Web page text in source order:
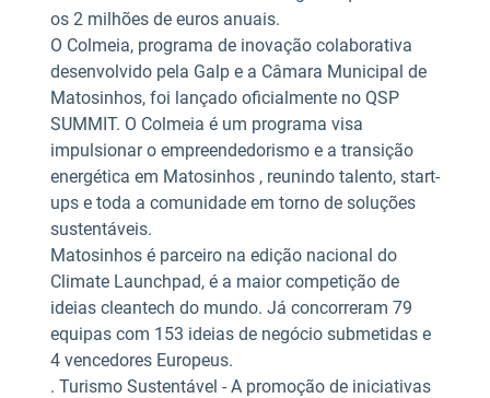
os 2 milhões de euros anuais.
O Colmeia, programa de inovação colaborativa
desenvolvido pela Galp e a Câmara Municipal de
Matosinhos, foi lançado oficialmente no QSP
SUMMIT. O Colmeia é um programa visa
impulsionar o empreendedorismo e a transição
energética em Matosinhos , reunindo talento, start-
ups e toda a comunidade em torno de soluções
sustentáveis.
Matosinhos é parceiro na edição nacional do
Climate Launchpad, é a maior competição de
ideias cleantech do mundo. Já concorreram 79
equipas com 153 ideias de negócio submetidas e
4 vencedores Europeus.
. Turismo Sustentável - A promoção de iniciativas